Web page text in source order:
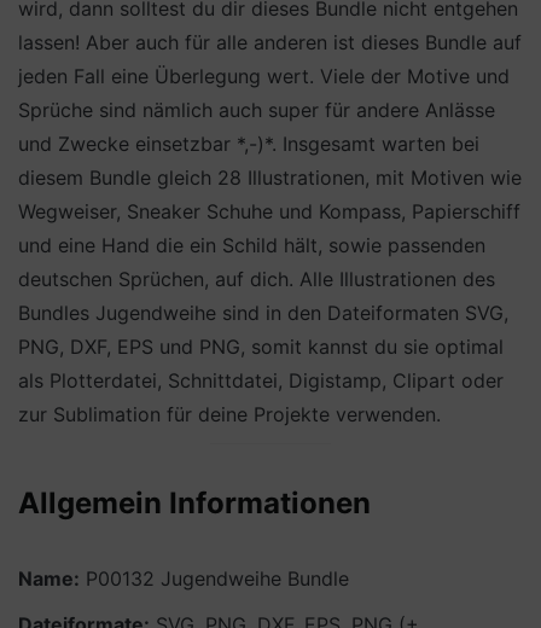
wird, dann solltest du dir dieses Bundle nicht entgehen
lassen! Aber auch für alle anderen ist dieses Bundle auf
jeden Fall eine Überlegung wert. Viele der Motive und
Sprüche sind nämlich auch super für andere Anlässe
und Zwecke einsetzbar *,-)*. Insgesamt warten bei
diesem Bundle gleich 28 Illustrationen, mit Motiven wie
Wegweiser, Sneaker Schuhe und Kompass, Papierschiff
und eine Hand die ein Schild hält, sowie passenden
deutschen Sprüchen, auf dich. Alle Illustrationen des
Bundles Jugendweihe sind in den Dateiformaten SVG,
PNG, DXF, EPS und PNG, somit kannst du sie optimal
als Plotterdatei, Schnittdatei, Digistamp, Clipart oder
zur Sublimation für deine Projekte verwenden.
Allgemein Informationen
Name: P00132 Jugendweihe Bundle